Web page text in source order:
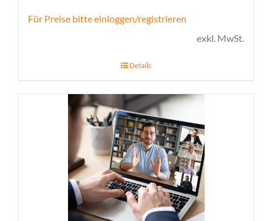
Für Preise bitte einloggen/registrieren
exkl. MwSt.
Details